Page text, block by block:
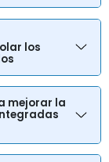
los
mejorar la